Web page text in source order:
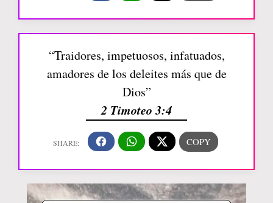
“Traidores, impetuosos, infatuados,
amadores de los deleites más que de
Dios”
2 Timoteo 3:4